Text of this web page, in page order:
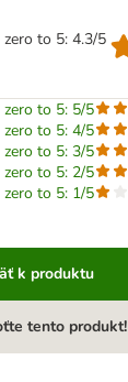
to 5: 4.3/5
to 5: 5/5
to 5: 4/5
to 5: 3/5
to 5: 2/5
to 5: 1/5
k produktu
tento produkt!